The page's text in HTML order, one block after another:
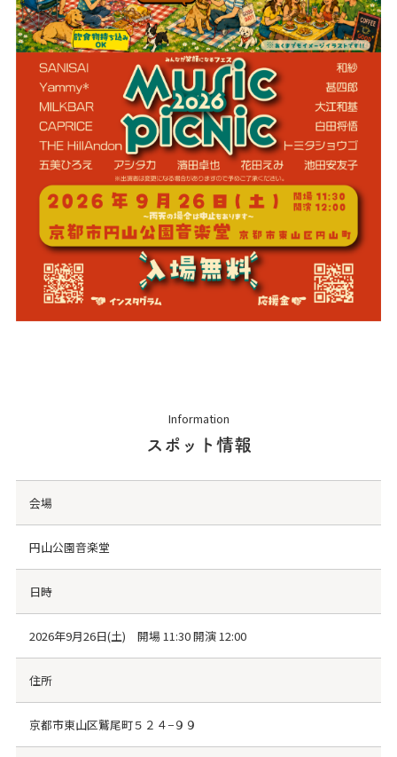
Information
スポット情報
会場
円山公園音楽堂
日時
2026年9月26日(土) 開場 11:30 開演 12:00
住所
京都市東山区鷲尾町５２４−９９